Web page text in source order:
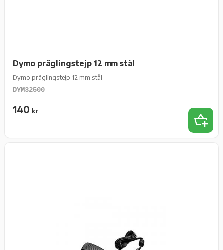
Dymo präglingstejp 12 mm stål
Dymo präglingstejp 12 mm stål
DYM32500
140 kr